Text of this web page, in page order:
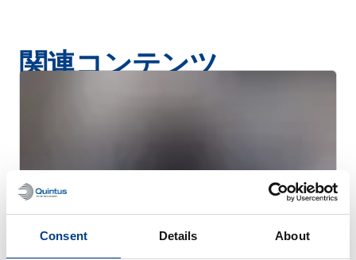
Consent Details About
関連コンテンツ